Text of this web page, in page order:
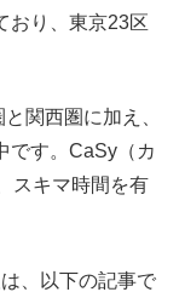
おり、東京23区
関西圏に加え、
です。CaSy（カ
スキマ時間を有
、以下の記事で